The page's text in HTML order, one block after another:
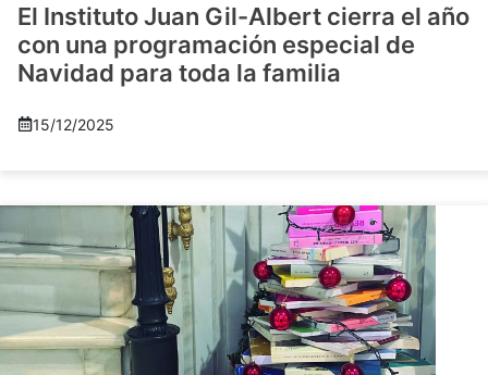
El Instituto Juan Gil-Albert cierra el año
con una programación especial de
Navidad para toda la familia
15/12/2025